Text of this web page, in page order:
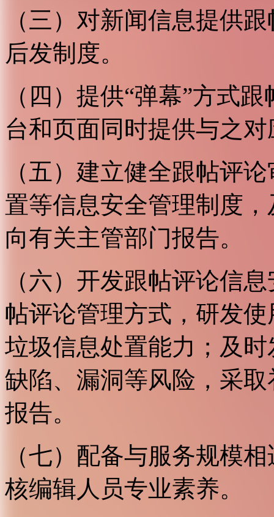
（三）对新闻信息提供
后发制度。
（四）提供“弹幕”方式
台和页面同时提供与之
（五）建立健全跟帖评
置等信息安全管理制度
向有关主管部门报告。
（六）开发跟帖评论信
帖评论管理方式，研发
垃圾信息处置能力；及
缺陷、漏洞等风险，采
报告。
（七）配备与服务规模
核编辑人员专业素养。